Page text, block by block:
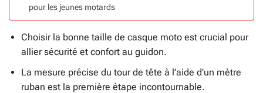
pour les jeunes motards
Choisir la bonne taille de casque moto est crucial pour
allier sécurité et confort au guidon.
La mesure précise du tour de tête à l’aide d’un mètre
ruban est la première étape incontournable.